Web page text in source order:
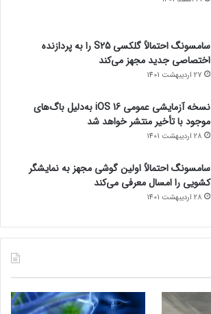
سامسونگ احتمالاً گلکسی S25 را به پردازنده
اختصاصی جدید مجهز می‌کند
27 اردیبهشت 1401
نسخه آزمایشی عمومی iOS 16 به‌دلیل باگ‌های
موجود با تأخیر منتشر خواهد شد
28 اردیبهشت 1401
سامسونگ احتمالاً اولین گوشی مجهز به نمایشگر
کشویی را امسال معرفی می‌کند
28 اردیبهشت 1401